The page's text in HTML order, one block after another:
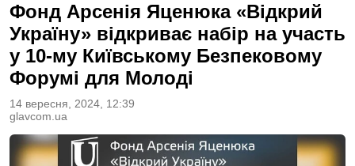
Фонд Арсенія Яценюка «Відкрий
Україну» відкриває набір на участь
у 10-му Київському Безпековому
Форумі для Молоді
14 вересня, 2024, 12:39
glavcom.ua